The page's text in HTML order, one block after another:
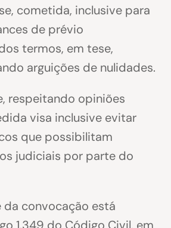
cometida, inclusive para
de prévio
termos, em tese,
arguições de nulidades.
respeitando opiniões
visa inclusive evitar
que possibilitam
judiciais por parte do
convocação está